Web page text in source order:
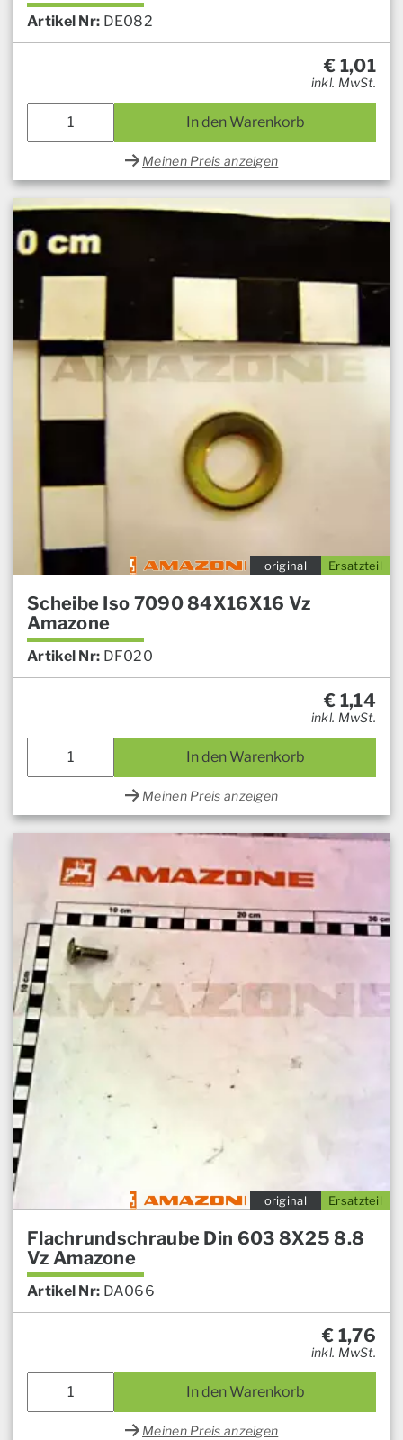
Artikel Nr: DE082
€ 1,01
inkl. MwSt.
In den Warenkorb
Meinen Preis anzeigen
Ersatzteil
original
Scheibe Iso 7090 84X16X16 Vz
Amazone
Artikel Nr: DF020
€ 1,14
inkl. MwSt.
In den Warenkorb
Meinen Preis anzeigen
Ersatzteil
original
Flachrundschraube Din 603 8X25 8.8
Vz Amazone
Artikel Nr: DA066
€ 1,76
inkl. MwSt.
In den Warenkorb
Meinen Preis anzeigen